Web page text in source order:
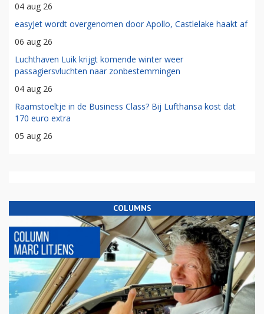
04 aug 26
easyJet wordt overgenomen door Apollo, Castlelake haakt af
06 aug 26
Luchthaven Luik krijgt komende winter weer
passagiersvluchten naar zonbestemmingen
04 aug 26
Raamstoeltje in de Business Class? Bij Lufthansa kost dat
170 euro extra
05 aug 26
COLUMNS